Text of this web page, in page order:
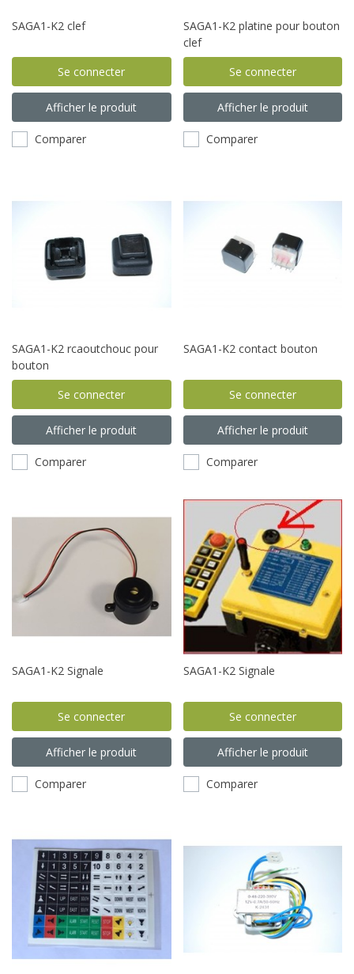
SAGA1-K2 clef
Se connecter
Afficher le produit
Comparer
SAGA1-K2 platine pour bouton
clef
Se connecter
Afficher le produit
Comparer
SAGA1-K2 rcaoutchouc pour
bouton
Se connecter
Afficher le produit
Comparer
SAGA1-K2 contact bouton
Se connecter
Afficher le produit
Comparer
SAGA1-K2 Signale
Se connecter
Afficher le produit
Comparer
SAGA1-K2 Signale
Se connecter
Afficher le produit
Comparer